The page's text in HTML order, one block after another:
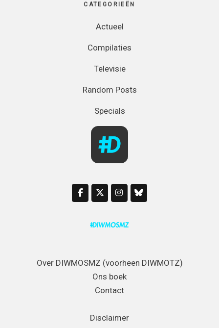
CATEGORIEËN
Actueel
Compilaties
Televisie
Random Posts
Specials
Over DIWMOSMZ (voorheen DIWMOTZ)
Ons boek
Contact
Disclaimer